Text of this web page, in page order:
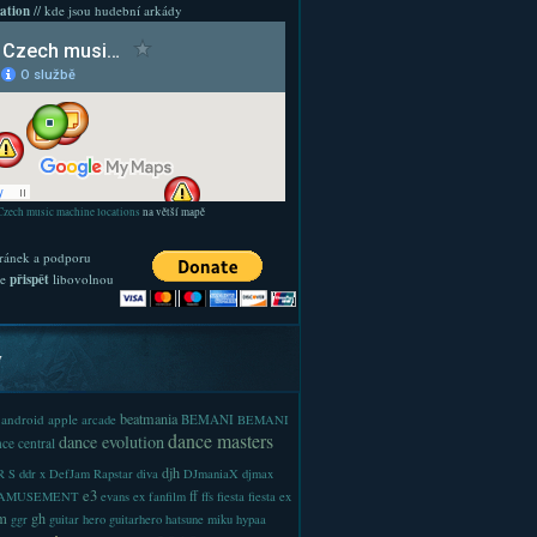
// kde jsou hudební arkády
music machine locations na větší mapě
a podporu
přispětlibovolnou
android apple arcade beatmania BEMANI BEMANI
central dance evolutiondance masters
S ddr x DefJam Rapstar diva djh DJmaniaX djmax
e3 evans ex fanfilm ff ffs fiesta fiesta ex
ggr gh guitar hero guitarhero hatsune miku hypaa